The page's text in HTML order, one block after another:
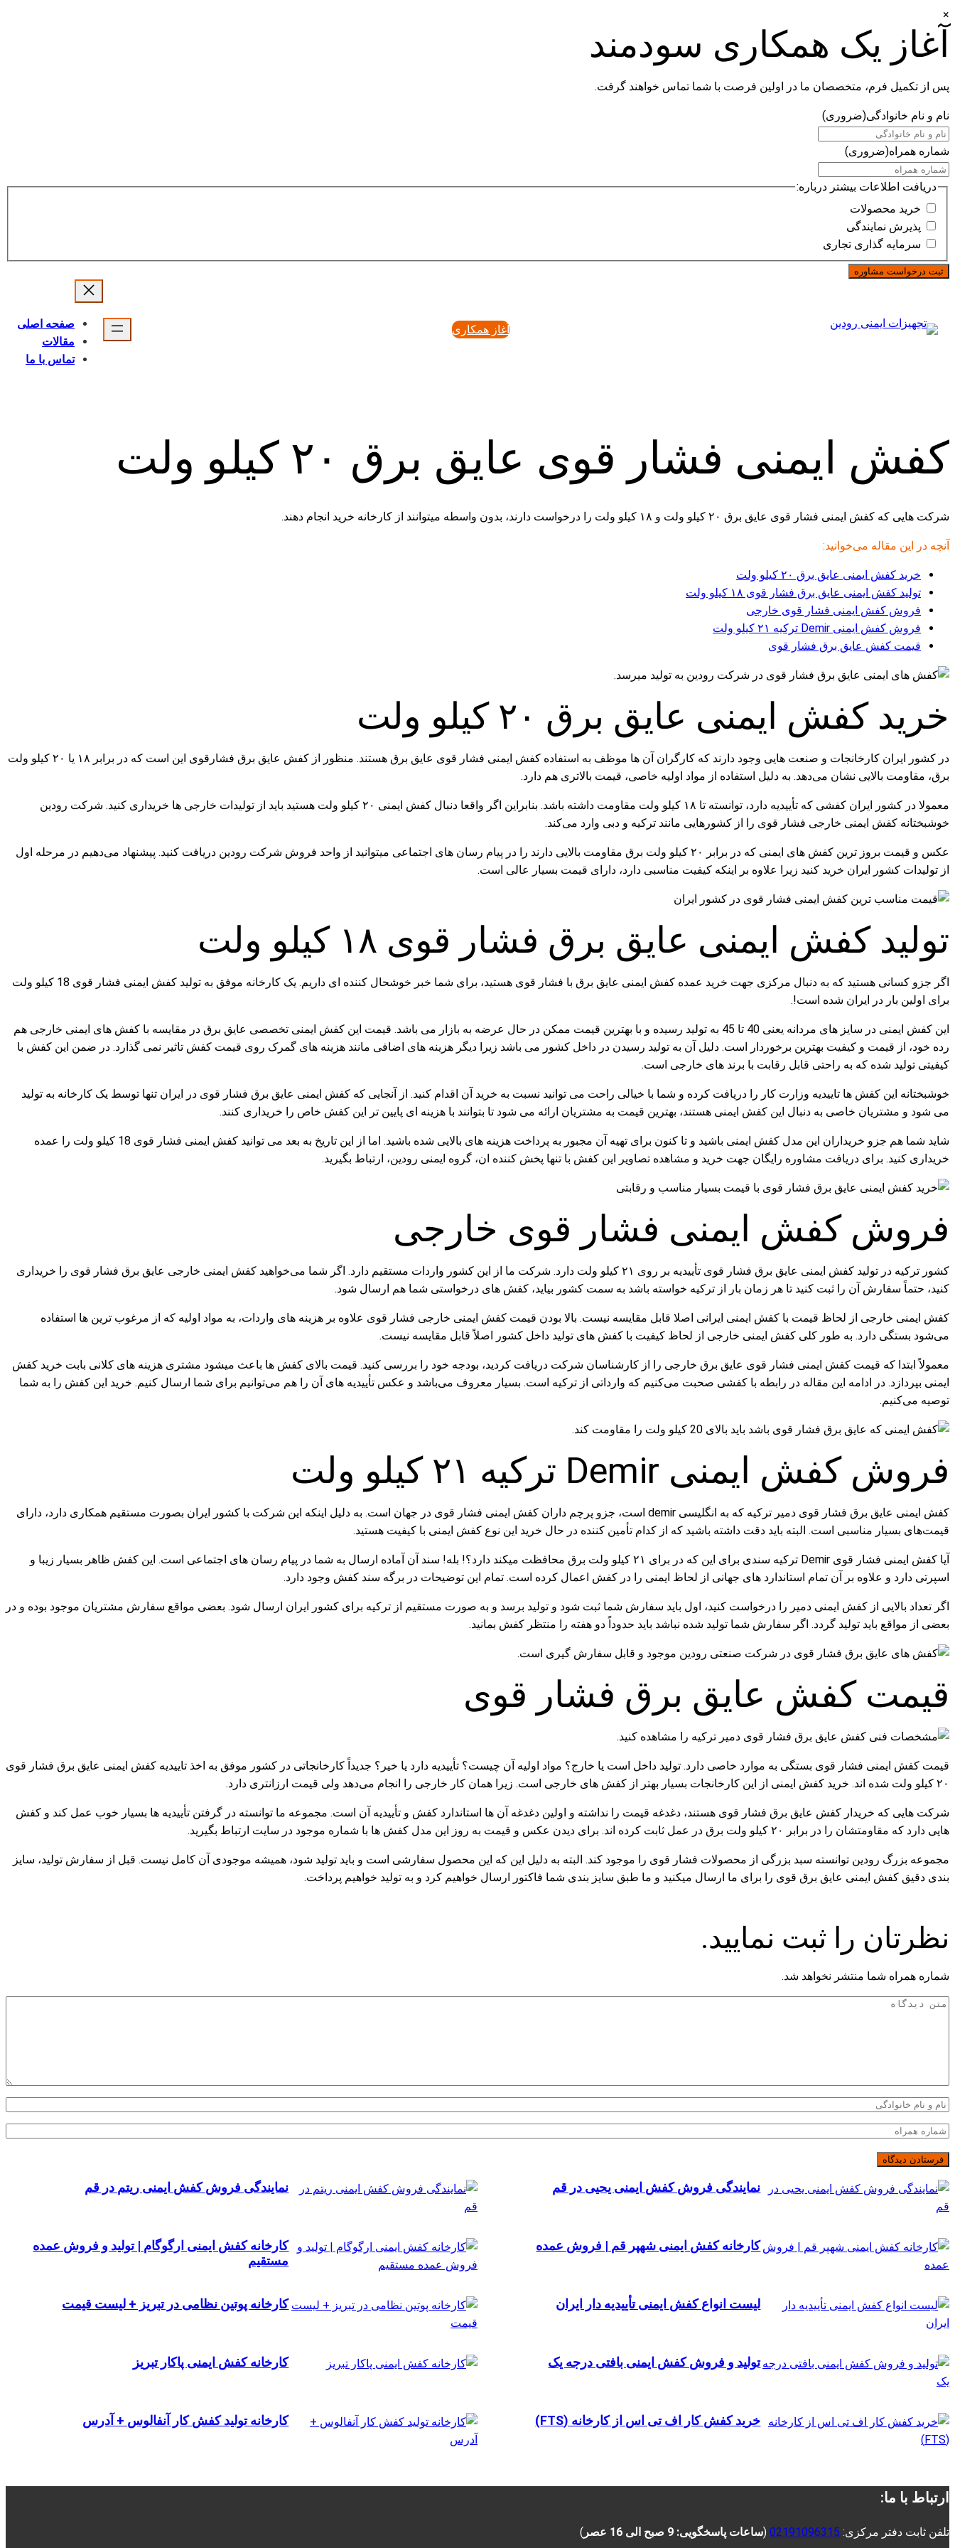
×
آغاز یک همکاری سودمند
پس از تکمیل فرم، متخصصان ما در اولین فرصت با شما تماس خواهند گرفت.
نام و نام خانوادگی(ضروری)
شماره همراه(ضروری)
دریافت اطلاعات بیشتر درباره:
خرید محصولات
پذیرش نمایندگی
سرمایه گذاری تجاری
محتوا
آغاز همکاری
صفحه اصلی
مقالات
تماس با ما
کفش ایمنی فشار قوی عایق برق ۲۰ کیلو ولت
شرکت هایی که کفش ایمنی فشار قوی عایق برق ۲۰ کیلو ولت و ۱۸ کیلو ولت را درخواست دارند، بدون واسطه میتوانند از کارخانه خرید انجام دهند.
آنچه در این مقاله می‌خوانید:
خرید کفش ایمنی عایق برق ۲۰ کیلو ولت
تولید کفش ایمنی عایق برق فشار قوی ۱۸ کیلو ولت
فروش کفش ایمنی فشار قوی خارجی
فروش کفش ایمنی Demir ترکیه ۲۱ کیلو ولت
قیمت کفش عایق برق فشار قوی
خرید کفش ایمنی عایق برق ۲۰ کیلو ولت
در کشور ایران کارخانجات و صنعت هایی وجود دارند که کارگران آن ها موظف به استفاده کفش ایمنی فشار قوی عایق برق هستند. منظور از کفش عایق برق فشارقوی این است که در برابر ۱۸ یا ۲۰ کیلو ولت
برق، مقاومت بالایی نشان می‌دهد. به دلیل استفاده از مواد اولیه خاصی، قیمت بالاتری هم دارد.
معمولا در کشور ایران کفشی که تأییدیه دارد، توانسته تا ۱۸ کیلو ولت مقاومت داشته باشد. بنابراین اگر واقعا دنبال کفش ایمنی ۲۰ کیلو ولت هستید باید از تولیدات خارجی ها خریداری کنید. شرکت رودین
خوشبختانه کفش ایمنی خارجی فشار قوی را از کشورهایی مانند ترکیه و دبی وارد می‌کند.
عکس و قیمت بروز ترین کفش های ایمنی که در برابر ۲۰ کیلو ولت برق مقاومت بالایی دارند را در پیام رسان های اجتماعی میتوانید از واحد فروش شرکت رودین دریافت کنید. پیشنهاد می‌دهیم در مرحله اول
از تولیدات کشور ایران خرید کنید زیرا علاوه بر اینکه کیفیت مناسبی دارد، دارای قیمت بسیار عالی است.
تولید کفش ایمنی عایق برق فشار قوی ۱۸ کیلو ولت
اگر جزو کسانی هستید که به دنبال مرکزی جهت خرید عمده کفش ایمنی عایق برق با فشار قوی هستید، برای شما خبر خوشحال کننده ای داریم. یک کارخانه موفق به تولید کفش ایمنی فشار قوی 18 کیلو ولت
برای اولین بار در ایران شده است!.
این کفش ایمنی در سایز های مردانه یعنی 40 تا 45 به تولید رسیده و با بهترین قیمت ممکن در حال عرضه به بازار می باشد. قیمت این کفش ایمنی تخصصی عایق برق در مقایسه با کفش های ایمنی خارجی هم
رده خود، از قیمت و کیفیت بهترین برخوردار است. دلیل آن به تولید رسیدن در داخل کشور می باشد زیرا دیگر هزینه های اضافی مانند هزینه های گمرک روی قیمت کفش تاثیر نمی گذارد. در ضمن این کفش با
کیفیتی تولید شده که به راحتی قابل رقابت با برند های خارجی است.
خوشبختانه این کفش ها تاییدیه وزارت کار را دریافت کرده و شما با خیالی راحت می توانید نسبت به خرید آن اقدام کنید. از آنجایی که کفش ایمنی عایق برق فشار قوی در ایران تنها توسط یک کارخانه به تولید
می شود و مشتریان خاصی به دنبال این کفش ایمنی هستند، بهترین قیمت به مشتریان ارائه می شود تا بتوانند با هزینه ای پایین تر این کفش خاص را خریداری کنند.
شاید شما هم جزو خریداران این مدل کفش ایمنی باشید و تا کنون برای تهیه آن مجبور به پرداخت هزینه های بالایی شده باشید. اما از این تاریخ به بعد می توانید کفش ایمنی فشار قوی 18 کیلو ولت را عمده
خریداری کنید. برای دریافت مشاوره رایگان جهت خرید و مشاهده تصاویر این کفش با تنها پخش کننده ان، گروه ایمنی رودین، ارتباط بگیرید.
فروش کفش ایمنی فشار قوی خارجی
کشور ترکیه در تولید کفش ایمنی عایق برق فشار قوی تأییدیه بر روی ۲۱ کیلو ولت دارد. شرکت ما از این کشور واردات مستقیم دارد. اگر شما می‌خواهید کفش ایمنی خارجی عایق برق فشار قوی را خریداری
کنید، حتماً سفارش آن را ثبت کنید تا هر زمان بار از ترکیه خواسته باشد به سمت کشور بیاید، کفش های درخواستی شما هم ارسال شود.
کفش ایمنی خارجی از لحاظ قیمت با کفش ایمنی ایرانی اصلا قابل مقایسه نیست. بالا بودن قیمت کفش ایمنی خارجی فشار قوی علاوه بر هزینه های واردات، به مواد اولیه که از مرغوب‌ ترین‌ ها استفاده
می‌شود بستگی دارد. به طور کلی کفش ایمنی خارجی از لحاظ کیفیت با کفش‌ های تولید داخل کشور اصلاً قابل مقایسه نیست.
معمولاً ابتدا که قیمت کفش ایمنی فشار قوی عایق برق خارجی را از کارشناسان شرکت دریافت کردید، بودجه خود را بررسی کنید. قیمت بالای کفش ها باعث میشود مشتری هزینه های کلانی بابت خرید کفش
ایمنی بپردازد. در ادامه این مقاله در رابطه با کفشی صحبت می‌کنیم که وارداتی از ترکیه است. بسیار معروف می‌باشد و عکس تأییدیه‌ های آن را هم می‌توانیم برای شما ارسال کنیم. خرید این کفش را به شما
توصیه می‌کنیم.
فروش کفش ایمنی Demir ترکیه ۲۱ کیلو ولت
کفش ایمنی عایق برق فشار قوی دمیر ترکیه که به انگلیسی demir است، جزو پرچم داران کفش ایمنی فشار قوی در جهان است. به دلیل اینکه این شرکت با کشور ایران بصورت مستقیم همکاری دارد، دارای
قیمت‌های بسیار مناسبی است. البته باید دقت داشته باشید که از کدام تأمین کننده در حال خرید این نوع کفش ایمنی با کیفیت هستید.
آیا کفش ایمنی فشار قوی Demir ترکیه سندی برای این که در برای ۲۱ کیلو ولت برق محافظت میکند دارد؟! بله! سند آن آماده ارسال به شما در پیام رسان های اجتماعی است. این کفش ظاهر بسیار زیبا و
اسپرتی دارد و علاوه بر آن تمام استاندارد های جهانی از لحاظ ایمنی را در کفش اعمال کرده است. تمام این توضیحات در برگه سند کفش وجود دارد.
اگر تعداد بالایی از کفش ایمنی دمیر را درخواست کنید، اول باید سفارش شما ثبت شود و تولید برسد و به صورت مستقیم از ترکیه برای کشور ایران ارسال شود. بعضی مواقع سفارش مشتریان موجود بوده و در
بعضی از مواقع باید تولید گردد. اگر سفارش شما تولید شده نباشد باید حدوداً دو هفته را منتظر کفش بمانید.
قیمت کفش عایق برق فشار قوی
قیمت کفش ایمنی فشار قوی بستگی به موارد خاصی دارد. تولید داخل است یا خارج؟ مواد اولیه آن چیست؟ تأییدیه دارد یا خیر؟ جدیداً کارخانجاتی در کشور موفق به اخذ تاییدیه کفش ایمنی عایق برق فشار قوی
۲۰ کیلو ولت شده اند. خرید کفش ایمنی از این کارخانجات بسیار بهتر از کفش‌ های خارجی است. زیرا همان کار خارجی را انجام می‌دهد ولی قیمت ارزانتری دارد.
شرکت هایی که خریدار کفش عایق برق فشار قوی هستند، دغدغه قیمت را نداشته و اولین دغدغه آن ها استاندارد کفش و تأییدیه آن است. مجموعه ما توانسته در گرفتن تأییدیه ها بسیار خوب عمل کند و کفش
هایی دارد که مقاومتشان را در برابر ۲۰ کیلو ولت برق در عمل ثابت کرده اند. برای دیدن عکس و قیمت به روز این مدل کفش‌ ها با شماره موجود در سایت ارتباط بگیرید.
مجموعه بزرگ رودین توانسته سبد بزرگی از محصولات فشار قوی را موجود کند. البته به دلیل این که این محصول سفارشی است و باید تولید شود، همیشه موجودی آن کامل نیست. قبل از سفارش تولید، سایز
بندی دقیق کفش ایمنی عایق برق قوی را برای ما ارسال میکنید و ما طبق سایز بندی‌ شما فاکتور ارسال خواهیم کرد و به تولید خواهیم پرداخت.
نظرتان را ثبت نمایید.
شماره همراه شما منتشر نخواهد شد.
نمایندگی فروش کفش ایمنی یحیی در قم نمایندگی فروش کفش ایمنی ریتم در قم
کارخانه کفش ایمنی شهپر قم | فروش عمده
کارخانه کفش ایمنی ارگوگام | تولید و فروش عمده
مستقیم
لیست انواع کفش ایمنی تأییدیه دار ایران کارخانه پوتین نظامی در تبریز + لیست قیمت
تولید و فروش کفش ایمنی بافتی درجه یک کارخانه کفش ایمنی پاکار تبریز
خرید کفش کار اف تی اس از کارخانه (FTS) کارخانه تولید کفش کار آنفالوس + آدرس
ارتباط با ما:
تلفن ثابت دفتر مرکزی: 02191096315
(ساعات پاسخگویی: 9 صبح الی 16 عصر )